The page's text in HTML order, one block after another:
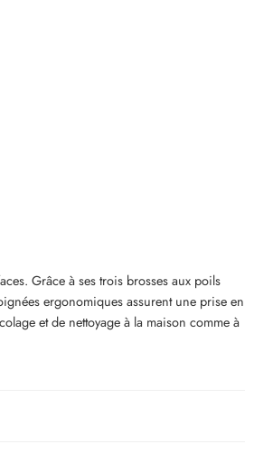
Grâce à ses trois brosses aux poils
ergonomiques assurent une prise en
et de nettoyage à la maison comme à